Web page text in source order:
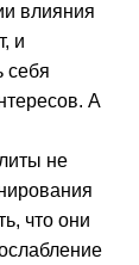
влияния
и
себя
А
не
что они